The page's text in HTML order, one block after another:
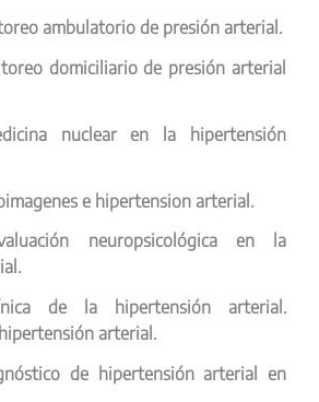
ambulatorio de presión arterial.
domiciliario de presión arterial
nuclear en la hipertensión
e hipertension arterial.
neuropsicológica en la
de la hipertensión arterial.
arterial.
de hipertensión arterial en